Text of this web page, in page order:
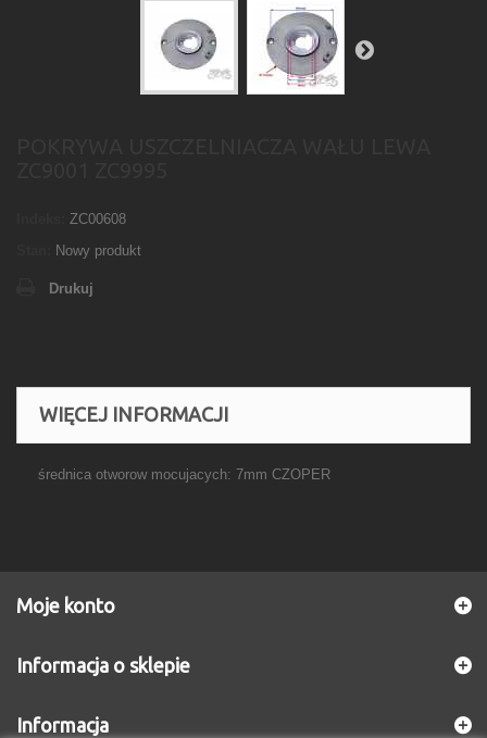
ZC00608
Nowy produkt
Drukuj
WIĘCEJ INFORMACJI
średnica otworow mocujacych: 7mm CZOPER
Moje konto
Informacja o sklepie
Informacja